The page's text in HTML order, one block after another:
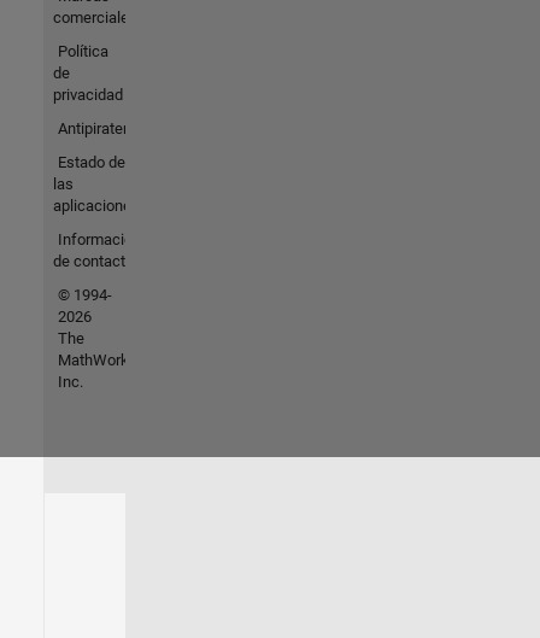
comerciales
Política
de
privacidad
Antipiratería
Estado de
las
aplicaciones
Información
de contacto
© 1994-
2026
The
MathWorks,
Inc.